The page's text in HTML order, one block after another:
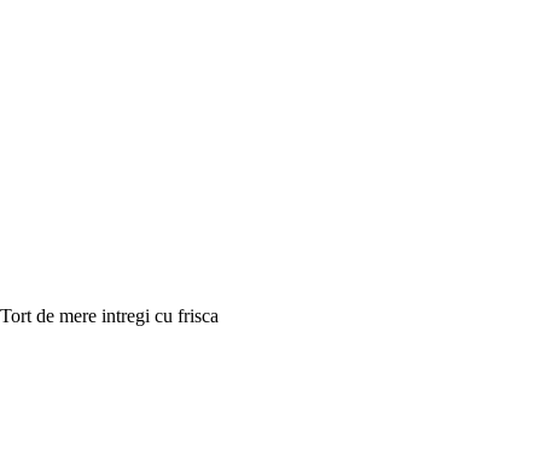
Tort de mere intregi cu frisca